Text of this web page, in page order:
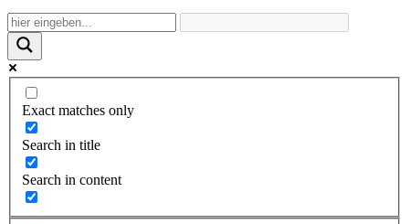
Exact matches only
Search in title
Search in content